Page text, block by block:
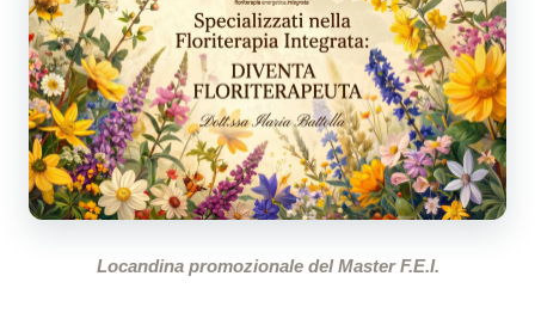
Locandina promozionale del Master F.E.I.